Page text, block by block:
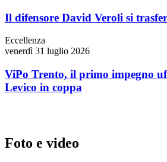
Il difensore David Veroli si
Eccellenza
venerdì 31 luglio 2026
ViPo Trento, il primo impegno
Levico in coppa
Foto e video